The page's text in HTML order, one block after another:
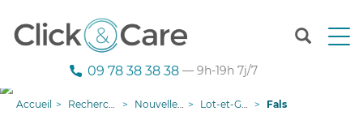
T
09 78 38 38 38 — 9h-19h 7j/7
Accueil Recherche aide à domicile Nouvelle-Aquitaine Lot-et-Garonne Fals